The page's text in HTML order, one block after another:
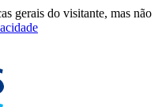
gerais do visitante, mas não